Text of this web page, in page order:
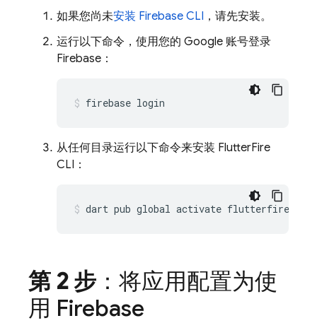
如果您尚未安装 Firebase CLI ，请先安装。
运行以下命令，使用您的 Google 账号登录
Firebase：
firebase
从任何目录运行以下命令来安装 FlutterFire
CLI：
dart pub global activate
第 2 步 ：将应用配置为使
用 Firebase